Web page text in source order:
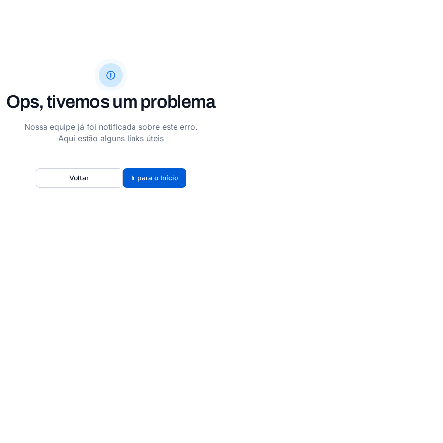
Ops, tivemos um problema
Nossa equipe já foi notificada sobre este erro.
Aqui estão alguns links úteis
Ir para o Início
Voltar